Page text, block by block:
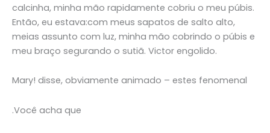
calcinha, minha mão rapidamente cobriu o meu púbis.
Então, eu estava:com meus sapatos de salto alto,
meias assunto com luz, minha mão cobrindo o púbis e
meu braço segurando o sutiã. Victor engolido.
Mary! disse, obviamente animado – estes fenomenal
.Você acha que